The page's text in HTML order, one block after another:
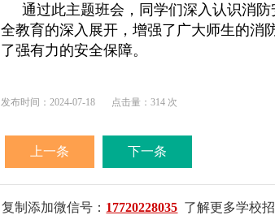
通过此主题班会，同学们深入认识消
全教育的深入展开，增强了广大师生的消
了强有力的安全保障。
发布时间：2024-07-18 点击量：314 次
上一条 下一条
复制添加微信号： 17720228035 了解更多学校